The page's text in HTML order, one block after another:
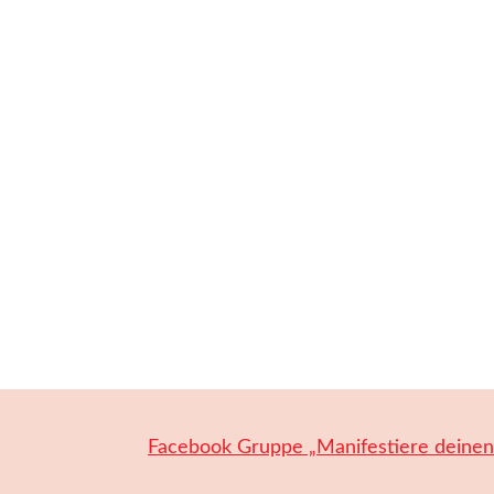
Facebook Gruppe „Manifestiere